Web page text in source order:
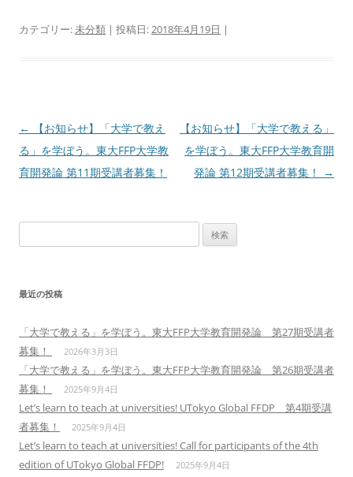
カテゴリー:未分類 | 投稿日:2018年4月19日 |
投
稿
ナ
←
【お知らせ】「大学で教え
る」を学ぼう。東大FFP大学教
育開発論 第11期受講者募集！
【お知らせ】「大学で教える」
を学ぼう。東大FFP大学教育開
発論 第12期受講者募集！
→
索:
最近の投稿
「大学で教える」を学ぼう。東大FFP大学教育開発論 第27期受講者
募集！
2026年3月3日
「大学で教える」を学ぼう。東大FFP大学教育開発論 第26期受講者
募集！
2025年9月4日
Let’s learn to teach at universities! UTokyo Global FFDP 第4期受講
者募集！
2025年9月4日
Let’s learn to teach at universities! Call for participants of the 4th
edition of UTokyo Global FFDP!
2025年9月4日